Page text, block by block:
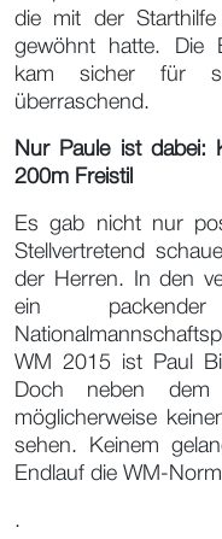
die mit der
gewöhnt hatte. Die
kam sicher für
überraschend.
Nur Paule ist dabei:
200m Freistil
Es gab nicht nur
Stellvertretend
der Herren. In den
ein
WM 2015 ist Paul
Doch neben dem
möglicherweise
sehen. Keinem
Endlauf die WM-
.